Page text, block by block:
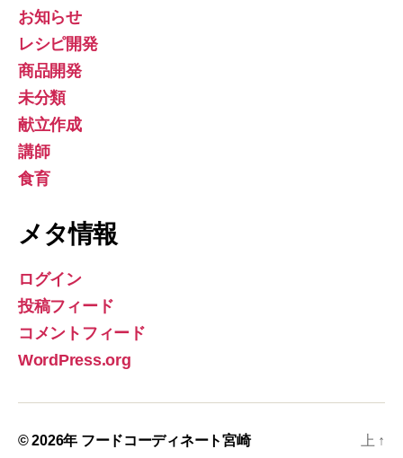
お知らせ
レシピ開発
商品開発
未分類
献立作成
講師
食育
メタ情報
ログイン
投稿フィード
コメントフィード
WordPress.org
© 2026年 フードコーディネート宮崎 上 ↑